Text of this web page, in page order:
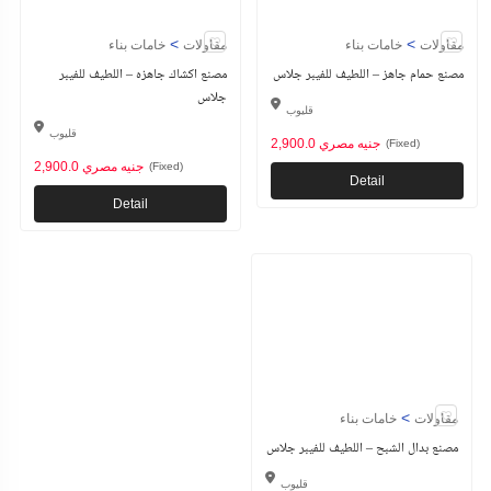
مقاولات > خامات بناء
مصنع اكشاك جاهزه – اللطيف للفيبر
جلاس
قليوب
2,900.0 جنيه مصري (Fixed)
Detail
مقاولات > خامات بناء
مصنع حمام جاهز – اللطيف للفيبر جلاس
قليوب
2,900.0 جنيه مصري (Fixed)
Detail
مقاولات > خامات بناء
مصنع بدال الشبح – اللطيف للفيبر جلاس
قليوب